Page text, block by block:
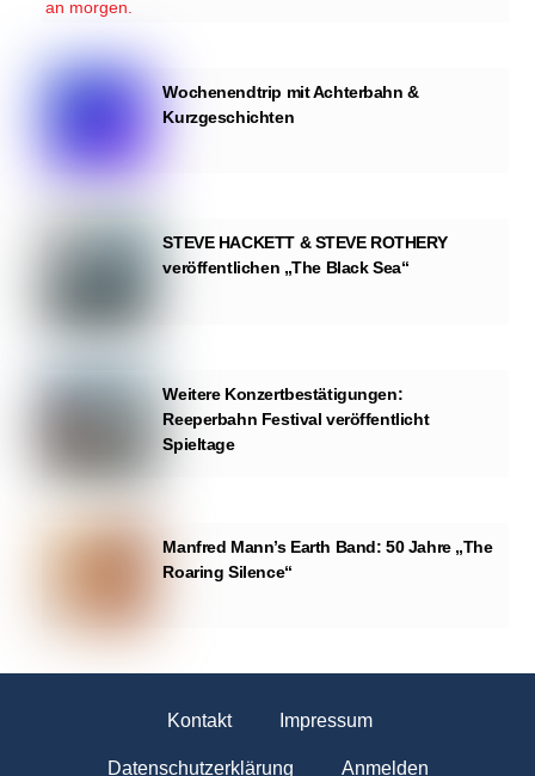
Wochenendtrip mit Achterbahn &
Kurzgeschichten
STEVE HACKETT & STEVE ROTHERY
veröffentlichen „The Black Sea“
Weitere Konzertbestätigungen:
Reeperbahn Festival veröffentlicht
Spieltage
Manfred Mann’s Earth Band: 50 Jahre „The
Roaring Silence“
Kontakt Impressum
Datenschutzerklärung Anmelden